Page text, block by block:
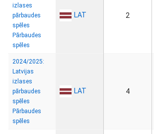
izlases
pārbaudes
spēles
Pārbaudes
spēles
LAT 2
2024/2025:
Latvijas
izlases
pārbaudes
spēles
Pārbaudes
spēles
LAT 4